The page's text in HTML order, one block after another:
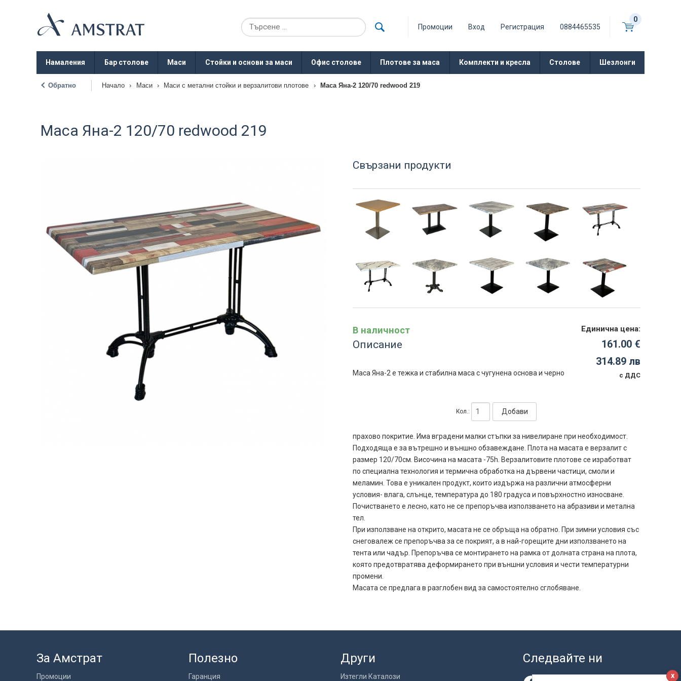
x
0
Промоции
Вход Регистрация 0884465535
Намаления Бар столове Маси Стойки и основи за маси Офис столове Плотове за маса Комплекти и кресла Столове Шезлонги
Обратно Начало › Маси › Маси с метални стойки и верзалитови плотове › Маса Яна-2 120/70 redwood 219
Маса Яна-2 120/70 redwood 219
Свързани продукти
Единична цена:
161.00 €
314.89 лв
с ДДС
В наличност
Кол.: Добави
Описание
Маса Яна-2 е тежка и стабилна маса с чугунена основа и черно
прахово покритие. Има вградени малки стъпки за нивелиране при необходимост.
Подходяща е за вътрешно и външно обзавеждане. Плота на масата е верзалит с
размер 120/70см. Височина на масата -75h. Верзалитовите плотове се изработват
по специална технология и термична обработка на дървени частици, смоли и
меламин. Това е уникален продукт, които издържа на различни атмосферни
условия- влага, слънце, температура до 180 градуса и повърхностно износване.
Почистването е лесно, като не се препоръчва използването на абразиви и метална
тел.
При използване на открито, масата не се обръща на обратно. При зимни условия със
снеговалеж се препоръчва за се покрият, а в най-горещите дни използването на
тента или чадър. Препоръчва се монтирането на рамка от долната страна на плота,
която предотвратява деформирането при външни условия и чести температурни
промени.
Масата се предлага в разглобен вид за самостоятелно сглобяване.
За Амстрат
Промоции
Полезно
Гаранция
Други
Изтегли Каталози
Следвайте ни